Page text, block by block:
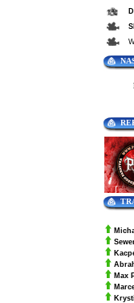
Max